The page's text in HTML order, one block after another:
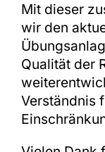
Mit dieser
wir den
Qualität der
Verständnis